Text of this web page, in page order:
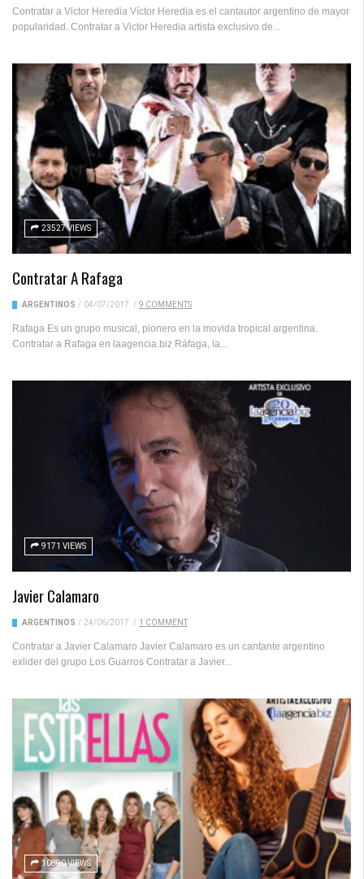
Contratar a Victor Heredia Víctor Heredia es el cantautor argentino de mayor
popularidad. Contratar a Victor Heredia artista exclusivo de...
23527 VIEWS
Contratar A Rafaga
ARGENTINOS / 04/07/2017 / 9 COMMENTS
Rafaga Es un grupo musical, pionero en la movida tropical argentina.
Contratar a Rafaga en laagencia.biz Ráfaga, la...
9171 VIEWS
Javier Calamaro
ARGENTINOS / 24/06/2017 / 1 COMMENT
Contratar a Javier Calamaro Javier Calamaro es un cantante argentino
exlider del grupo Los Guarros Contratar a Javier...
10890 VIEWS